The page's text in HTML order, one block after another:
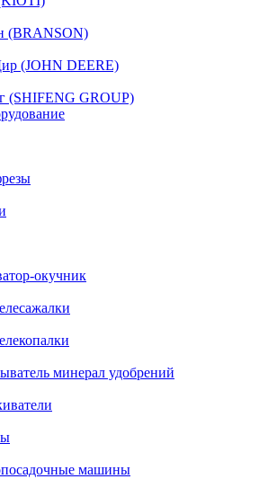
(BRANSON)
(JOHN DEERE)
(SHIFENG GROUP)
окучник
минерал удобрений
машины